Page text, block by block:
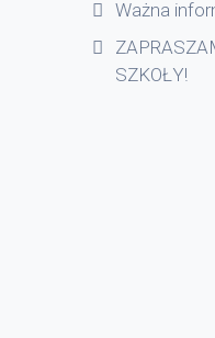
Ważna
SZKOŁY!